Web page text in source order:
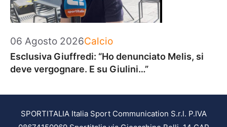
06 Agosto 2026Categorie
Calcio
Esclusiva Giuffredi: “Ho denunciato Melis, si
deve vergognare. E su Giulini…”
SPORTITALIA Italia Sport Communication S.r.l. P.IVA